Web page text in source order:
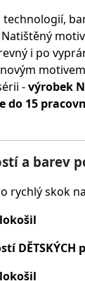
Natištěný
i po
-výrobek
do 15
a barev
rychlý skok